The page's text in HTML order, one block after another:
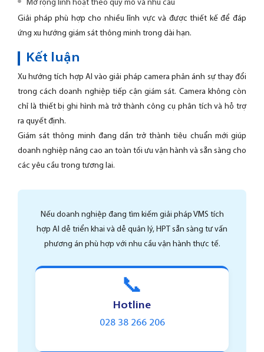
Mở rộng linh hoạt theo quy mô và nhu cầu
Giải pháp phù hợp cho nhiều lĩnh vực và được thiết kế để đáp
ứng xu hướng giám sát thông minh trong dài hạn.
Kết luận
Xu hướng tích hợp AI vào giải pháp camera phản ánh sự thay đổi
trong cách doanh nghiệp tiếp cận giám sát. Camera không còn
chỉ là thiết bị ghi hình mà trở thành công cụ phân tích và hỗ trợ
ra quyết định.
Giám sát thông minh đang dần trở thành tiêu chuẩn mới giúp
doanh nghiệp nâng cao an toàn tối ưu vận hành và sẵn sàng cho
các yêu cầu trong tương lai.
Nếu doanh nghiệp đang tìm kiếm giải pháp VMS tích
hợp AI dễ triển khai và dễ quản lý, HPT sẵn sàng tư vấn
phương án phù hợp với nhu cầu vận hành thực tế.
📞
Hotline
028 38 266 206